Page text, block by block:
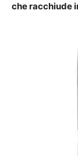
che racchiude